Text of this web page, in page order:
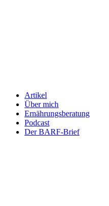
Artikel
Über mich
Ernährungsberatung
Podcast
Der BARF-Brief